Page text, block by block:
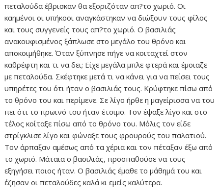
πεταλούδα έβρισκαν θα εξοριζόταν απ?το χωριό. Οι
καημένοι οι υπήκοοι αναγκάστηκαν να διώξουν τους φίλος
και τους συγγενείς τους απ?το χωριό. Ο βασιλιάς
ανακουφισμένος ξάπλωσε στο μεγάλο του θρόνο και
αποκοιμήθηκε. Όταν ξύπνησε πήγε να κοιταχτεί στον
καθρέφτη και τι να δει; Είχε μεγάλα μπλε φτερά και έμοιαζε
με πεταλούδα. Σκέφτηκε μετά τι να κάνει για να πείσει τους
υπηρέτες του ότι ήταν ο βασιλιάς τους. Κρύφτηκε πίσω από
το θρόνο του και περίμενε. Σε λίγο ήρθε η μαγείρισσα να του
πει ότι το πρωινό του ήταν έτοιμο. Τον έψαξε λίγο και στο
τέλος κοίταξε πίσω από το θρόνο του. Μόλις τον είδε
στρίγκλισε λίγο και φώναξε τους φρουρούς του παλατιού.
Τον άρπαξαν αμέσως από τα χέρια και τον πέταξαν έξω από
το χωριό. Μάταια ο βασιλιάς, προσπαθούσε να τους
εξηγήσει ποιος ήταν. Ο βασιλιάς έμαθε το μάθημά του και
έζησαν οι πεταλούδες καλά κι εμείς καλύτερα.